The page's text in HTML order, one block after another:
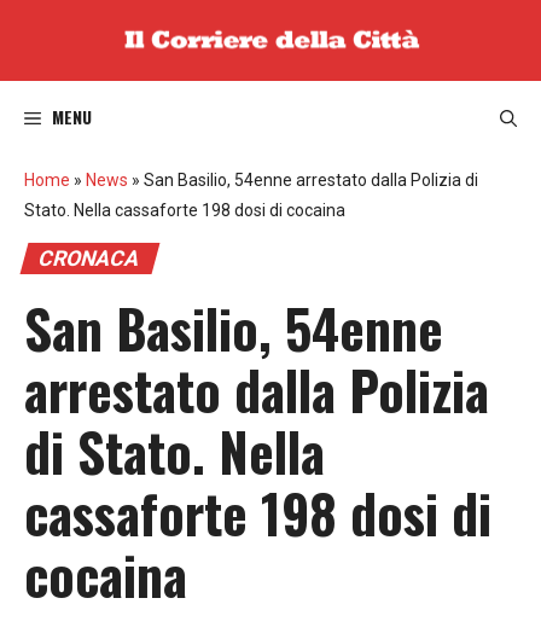
MENU
Home » News » San Basilio, 54enne arrestato dalla Polizia di
Stato. Nella cassaforte 198 dosi di cocaina
CRONACA
San Basilio, 54enne
arrestato dalla Polizia
di Stato. Nella
cassaforte 198 dosi di
cocaina